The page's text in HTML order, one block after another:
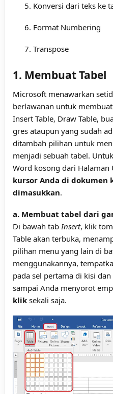
Konversi dari teks ke
Format Numbering
Transpose
1. Membuat Tabel
Microsoft menawarkan
berlawanan untuk
Insert Table, Draw Table,
gres ataupun yang sudah
ditambah pilihan untuk
menjadi sebuah tabel.
Word kosong dari Halaman
kursor Anda di dokumen
dimasukkan.
a. Membuat tabel dari
Di bawah tabInsert, klik
Table akan terbuka,
pilihan menu yang lain di
menggunakannya,
pada sel pertama di kisi
sampai Anda menyorot
klik sekali saja.